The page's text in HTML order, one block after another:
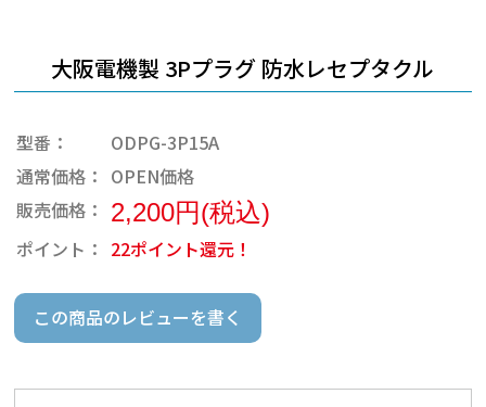
大阪電機製 3Pプラグ 防水レセプタクル
型番：
ODPG-3P15A
通常価格： OPEN価格
販売価格： 2,200円(税込)
ポイント： 22ポイント還元！
この商品のレビューを書く